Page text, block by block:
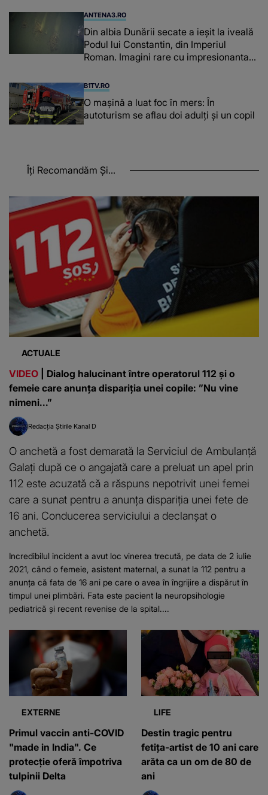
ANTENA3.RO
Din albia Dunării secate a ieșit la iveală
Podul lui Constantin, din Imperiul
Roman. Imagini rare cu impresionanta
B1TV.RO
O maşină a luat foc în mers: În
autoturism se aflau doi adulți și un copil
Îți Recomandăm Și...
ACTUALE
VIDEO | Dialog halucinant între operatorul 112 și o
femeie care anunța dispariția unei copile: ”Nu vine
nimeni...”
Redacția Știrile Kanal D
O anchetă a fost demarată la Serviciul de Ambulanță
Galați după ce o angajată care a preluat un apel prin
112 este acuzată că a răspuns nepotrivit unei femei
care a sunat pentru a anunța dispariția unei fete de
16 ani. Conducerea serviciului a declanșat o
anchetă.
Incredibilul incident a avut loc vinerea trecută, pe data de 2 iulie
2021, când o femeie, asistent maternal, a sunat la 112 pentru a
anunța că fata de 16 ani pe care o avea în îngrijire a dispărut în
timpul unei plimbări. Fata este pacient la neuropsihologie
pediatrică și recent revenise de la spital....
EXTERNE
Primul vaccin anti-COVID
"made in India". Ce
protecție oferă împotriva
tulpinii Delta
LIFE
Destin tragic pentru
fetița-artist de 10 ani care
arăta ca un om de 80 de
ani